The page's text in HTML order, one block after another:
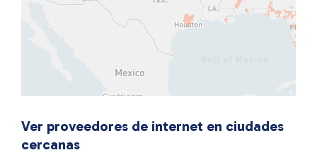
Ver proveedores de internet en ciudades
cercanas